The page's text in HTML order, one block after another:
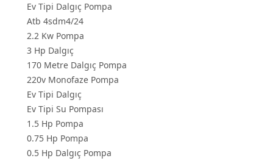
Ev Tipi Dalgıç Pompa
Atb 4sdm4/24
2.2 Kw Pompa
3 Hp Dalgıç
170 Metre Dalgıç Pompa
220v Monofaze Pompa
Ev Tipi Dalgıç
Ev Tipi Su Pompası
1.5 Hp Pompa
0.75 Hp Pompa
0.5 Hp Dalgıç Pompa